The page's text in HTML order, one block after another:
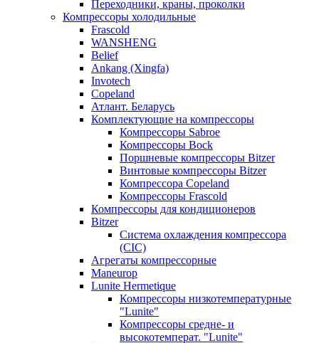
Переходники, краны, проколки
Компрессоры холодильные
Frascold
WANSHENG
Belief
Ankang (Xingfa)
Invotech
Copeland
Атлант. Беларусь
Комплектующие на компрессоры
Компрессоры Sabroe
Компрессоры Bock
Поршневые компрессоры Bitzer
Винтовые компрессоры Bitzer
Компрессора Copeland
Компрессоры Frascold
Компрессоры для кондиционеров
Bitzer
Система охлаждения компрессора
(CIC)
Агрегаты компрессорные
Maneurop
Lunite Hermetique
Компрессоры низкотемпературные
"Lunite"
Компрессоры средне- и
высокотемперат. "Lunite"